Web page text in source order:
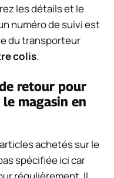
les détails et le
numéro de suivi est
du transporteur
colis.
retour pour
magasin en
achetés sur le
spécifiée ici car